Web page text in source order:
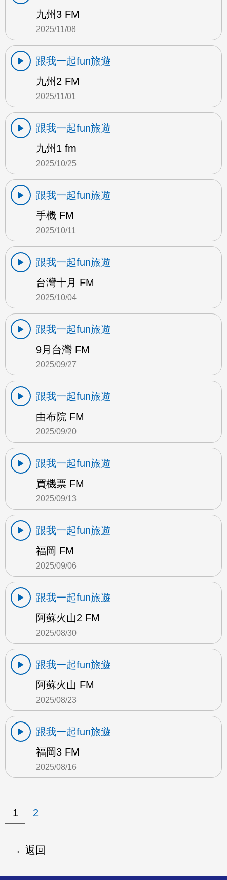
九州3 FM
2025/11/08
跟我一起fun旅遊
九州2 FM
2025/11/01
跟我一起fun旅遊
九州1 fm
2025/10/25
跟我一起fun旅遊
手機 FM
2025/10/11
跟我一起fun旅遊
台灣十月 FM
2025/10/04
跟我一起fun旅遊
9月台灣 FM
2025/09/27
跟我一起fun旅遊
由布院 FM
2025/09/20
跟我一起fun旅遊
買機票 FM
2025/09/13
跟我一起fun旅遊
福岡 FM
2025/09/06
跟我一起fun旅遊
阿蘇火山2 FM
2025/08/30
跟我一起fun旅遊
阿蘇火山 FM
2025/08/23
跟我一起fun旅遊
福岡3 FM
2025/08/16
1 2
返回